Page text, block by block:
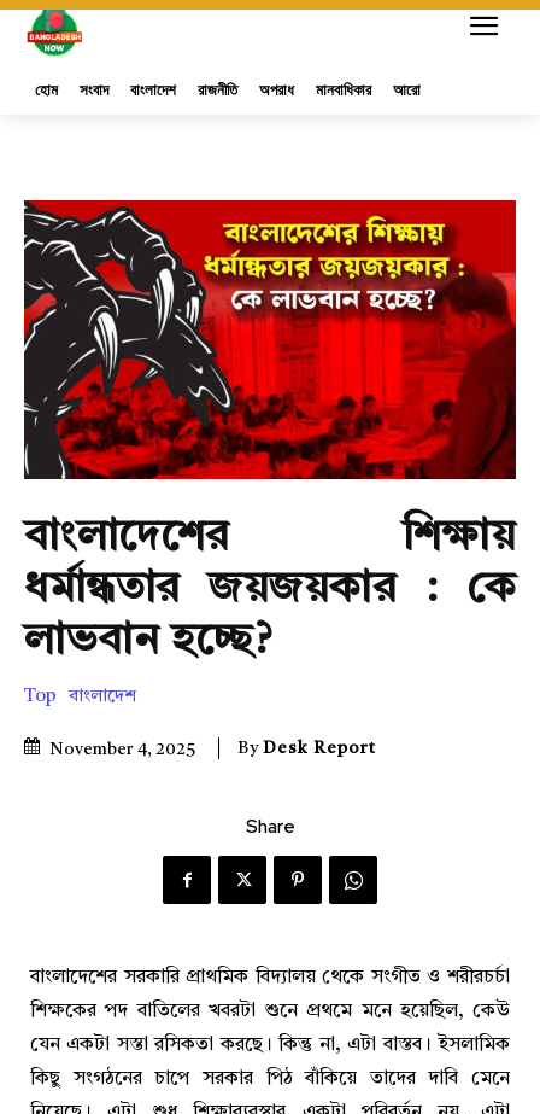
হোম সংবাদ বাংলাদেশ রাজনীতি অপরাধ মানবাধিকার আরো
বাংলাদেশের শিক্ষায়
ধর্মান্ধতার জয়জয়কার : কে
লাভবান হচ্ছে?
Top বাংলাদেশ
November 4, 2025 By Desk Report
Share
বাংলাদেশের সরকারি প্রাথমিক বিদ্যালয় থেকে সংগীত ও শরীরচর্চা
শিক্ষকের পদ বাতিলের খবরটা শুনে প্রথমে মনে হয়েছিল, কেউ
যেন একটা সস্তা রসিকতা করছে। কিন্তু না, এটা বাস্তব। ইসলামিক
কিছু সংগঠনের চাপে সরকার পিঠ বাঁকিয়ে তাদের দাবি মেনে